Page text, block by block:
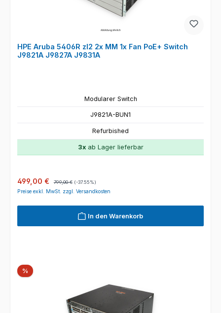
HPE Aruba 5406R zl2 2x MM 1x Fan PoE+ Switch
J9821A J9827A J9831A
Modularer Switch
J9821A-BUN1
Refurbished
3xab Lager lieferbar
Verkaufspreis:
499,00 € Regulärer Preis:
799,00 € (-37.55%)
Preise exkl. MwSt. zzgl. Versandkosten
In den Warenkorb
%Rabatt